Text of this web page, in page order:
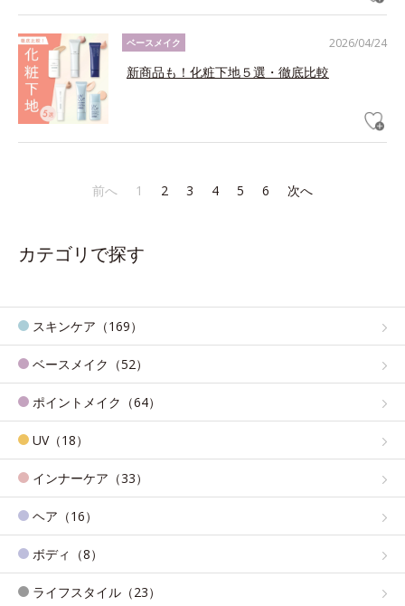
2026/04/24
ベースメイク
新商品も！化粧下地５選・徹底比較
前へ 1 2 3 4 5 6 次へ
カテゴリで探す
スキンケア（169）
ベースメイク（52）
ポイントメイク（64）
UV（18）
インナーケア（33）
ヘア（16）
ボディ（8）
ライフスタイル（23）